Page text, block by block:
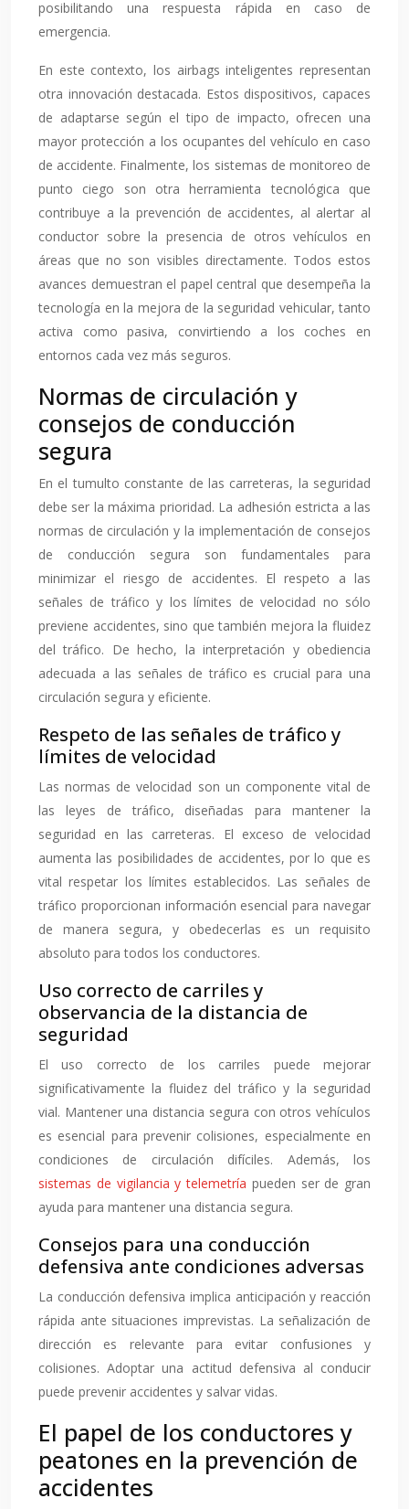
posibilitando una respuesta rápida en caso de
emergencia.
En este contexto, los airbags inteligentes representan
otra innovación destacada. Estos dispositivos, capaces
de adaptarse según el tipo de impacto, ofrecen una
mayor protección a los ocupantes del vehículo en caso
de accidente. Finalmente, los sistemas de monitoreo de
punto ciego son otra herramienta tecnológica que
contribuye a la prevención de accidentes, al alertar al
conductor sobre la presencia de otros vehículos en
áreas que no son visibles directamente. Todos estos
avances demuestran el papel central que desempeña la
tecnología en la mejora de la seguridad vehicular, tanto
activa como pasiva, convirtiendo a los coches en
entornos cada vez más seguros.
Normas de circulación y
consejos de conducción
segura
En el tumulto constante de las carreteras, la seguridad
debe ser la máxima prioridad. La adhesión estricta a las
normas de circulación y la implementación de consejos
de conducción segura son fundamentales para
minimizar el riesgo de accidentes. El respeto a las
señales de tráfico y los límites de velocidad no sólo
previene accidentes, sino que también mejora la fluidez
del tráfico. De hecho, la interpretación y obediencia
adecuada a las señales de tráfico es crucial para una
circulación segura y eficiente.
Respeto de las señales de tráfico y
límites de velocidad
Las normas de velocidad son un componente vital de
las leyes de tráfico, diseñadas para mantener la
seguridad en las carreteras. El exceso de velocidad
aumenta las posibilidades de accidentes, por lo que es
vital respetar los límites establecidos. Las señales de
tráfico proporcionan información esencial para navegar
de manera segura, y obedecerlas es un requisito
absoluto para todos los conductores.
Uso correcto de carriles y
observancia de la distancia de
seguridad
El uso correcto de los carriles puede mejorar
significativamente la fluidez del tráfico y la seguridad
vial. Mantener una distancia segura con otros vehículos
es esencial para prevenir colisiones, especialmente en
condiciones de circulación difíciles. Además, los
sistemas de vigilancia y telemetría pueden ser de gran
ayuda para mantener una distancia segura.
Consejos para una conducción
defensiva ante condiciones adversas
La conducción defensiva implica anticipación y reacción
rápida ante situaciones imprevistas. La señalización de
dirección es relevante para evitar confusiones y
colisiones. Adoptar una actitud defensiva al conducir
puede prevenir accidentes y salvar vidas.
El papel de los conductores y
peatones en la prevención de
accidentes